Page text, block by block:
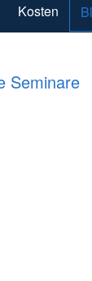
Kosten
Seminare